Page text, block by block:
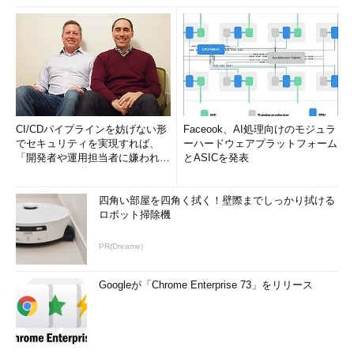
ザーからアクセス可能なユーザー）のドキュメント・フォルダが
登録されている。このフォルダに対して、さらに例えばD:\Data
とかE:\Projectなどのユーザー独自のフォルダを追加しておけ
ば、それらはすべて「ライブラリ\ドキュメント」内に存在して
いるように見える。アプリケーションでファイルをオープンする
場合、従来は保存した場所に応じていちいちそれらを探して指定
プレベルのフォルダからツリーをたどっていけば、簡単に目的の
ファイルやフォルダに到達できる。メモ帳などで［ファイル］－
開いた状態になっている。
ライブラリに追加できるのはローカルのハードディスクだけで
なく、リムーバブル・ディスクやUSBメモリ、ネットワークな
ど、さまざまな場所にあるデータを追加できる（ただしサポート
されないメディアもあるし、ネットワークの場合はオフライン・
キャッシュを有効にしておくなどの準備が必要）。なおライブラ
リを開くにはタスク・バーの［スタート］メニュー・アイコンの
そばにあるフォルダのアイコンをクリックすればよい。
CI/CDパイプラインを妨げない形
でセキュリティを実現すれば、
「開発者や運用担当者に嫌われな
Faceook、AI処理向けのモジュラ
ーハードウェアプラットフォーム
とASICを発表
四角い部屋を四角く拭く！壁際までしっかり拭ける
ロボット掃除機
PR(Dreame)
Googleが「Chrome Enterprise 73」をリリース